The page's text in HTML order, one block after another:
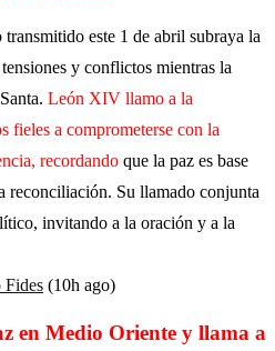
este 1 de abril subraya la
y conflictos mientras la
León XIV llamo a la
fieles a comprometerse con la
recordando que la paz es base
reconciliación. Su llamado conjunta
invitando a la oración y a la
Fides (10h ago)
en Medio Oriente y llama a